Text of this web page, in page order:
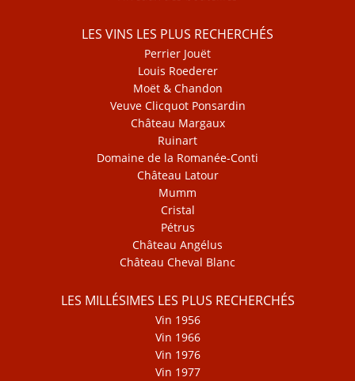
LES VINS LES PLUS RECHERCHÉS
Perrier Jouët
Louis Roederer
Moët & Chandon
Veuve Clicquot Ponsardin
Château Margaux
Ruinart
Domaine de la Romanée-Conti
Château Latour
Mumm
Cristal
Pétrus
Château Angélus
Château Cheval Blanc
LES MILLÉSIMES LES PLUS RECHERCHÉS
Vin 1956
Vin 1966
Vin 1976
Vin 1977